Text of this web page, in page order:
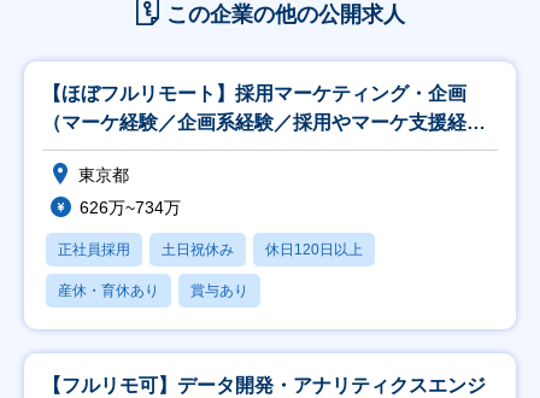
この企業の他の公開求人
【ほぼフルリモート】採用マーケティング・企画
（マーケ経験／企画系経験／採用やマーケ支援経験
者歓迎）
東京都
626万~734万
正社員採用 土日祝休み 休日120日以上
産休・育休あり 賞与あり
【フルリモ可】データ開発・アナリティクスエンジ